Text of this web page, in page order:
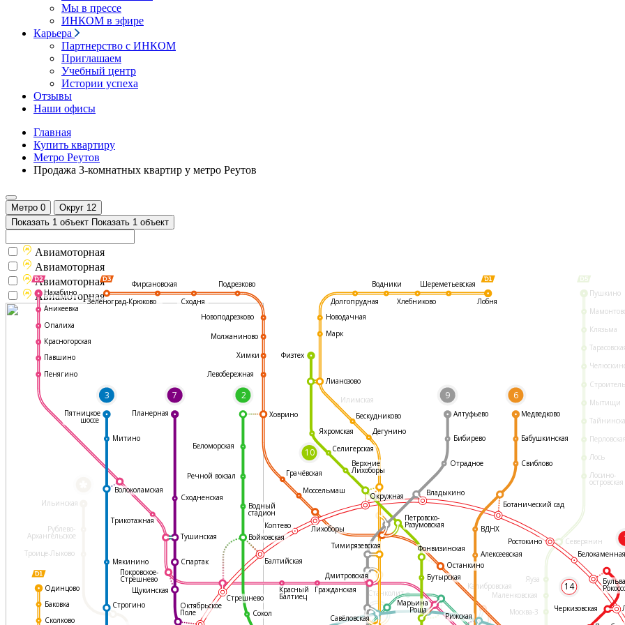
Мы в прессе
ИНКОМ в эфире
Карьера
Партнерство с ИНКОМ
Приглашаем
Учебный центр
Истории успеха
Отзывы
Наши офисы
Главная
Купить квартиру
Метро Реутов
Продажа 3-комнатных квартир у метро Реутов
Метро 0 Округ 12
Показать 1 объект Показать 1 объект
Илимская
Пушкино
Клязьма
Мытищи
Лось
Лосино-
островская
Северянин
Яуза
Маленковская
Москва-3
Ильинская
Рублево-
Архангельское
Троице-Лыково
Калибровская
Станколит
3 7
14
2 9 6
10
Фирсановская
Сходня
Подрезково
Новоподрезково
Молжаниново
Химки
Левобережная
Ховрино
Грачёвская
Моссельмаш
Останкино
Медведково
Бабушкинская
Свиблово
ВДНХ
Алексеевская
Рижская
Сокол
Красный
Балтиец
Гражданская
Дмитровская
Коптево Лихоборы
Балтийская
Войковская
Водный
стадион
Сходненская
Трикотажная
Волоколамская
Тушинская
Мякинино
Строгино
Митино
Нахабино
Аникеевка
Опалиха
Красногорская
Павшино
Пенягино
Одинцово
Баковка
Сколково
Пятницкое
шоссе
Планерная
Спартак
Стрешнево
Щукинская
Октябрьское
Поле
Окружная
Дегунино
Бескудниково
Верхние
Лихоборы
Селигерская
Физтех
Яхромская
Марк
Лианозово
Новодачная
Речной вокзал
Беломорская
Долгопрудная
Водники
Хлебниково
Шереметьевская
Лобня
Тимирязевская
Марьина
Роща
Савёловская
Фонвизинская
Бутырская
Петровско-
Разумовская
Покровское-
Стрешнево
Бибирево
Отрадное
Владыкино
Ботанический сад
Алтуфьево
Ростокино
Черкизовская
Зеленоград-Крюково
Авиамоторная
Авиамоторная
Авиамоторная
Авиамоторная